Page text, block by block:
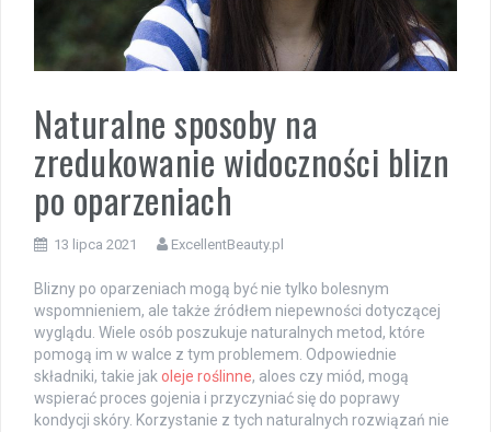
Naturalne sposoby na
zredukowanie widoczności blizn
po oparzeniach
13 lipca 2021 ExcellentBeauty.pl
Blizny po oparzeniach mogą być nie tylko bolesnym
wspomnieniem, ale także źródłem niepewności dotyczącej
wyglądu. Wiele osób poszukuje naturalnych metod, które
pomogą im w walce z tym problemem. Odpowiednie
składniki, takie jakoleje roślinne, aloes czy miód, mogą
wspierać proces gojenia i przyczyniać się do poprawy
kondycji skóry. Korzystanie z tych naturalnych rozwiązań nie